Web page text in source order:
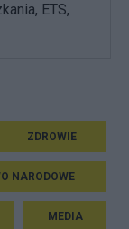
ETS,
ZDROWIE
NARODOWE
MEDIA